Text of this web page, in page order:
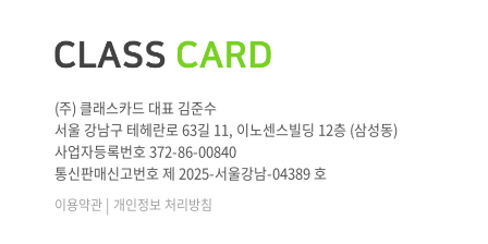
(주) 클래스카드 대표 김준수
서울 강남구 테헤란로 63길 11, 이노센스빌딩 12층 (삼성동)
사업자등록번호 372-86-00840
통신판매신고번호 제 2025-서울강남-04389 호
이용약관 | 개인정보 처리방침